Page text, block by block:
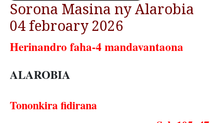
Sorona Masina ny Alarobia
04 febroary 2026
Herinandro faha-4 mandavantaona
ALAROBIA
Tononkira fidirana